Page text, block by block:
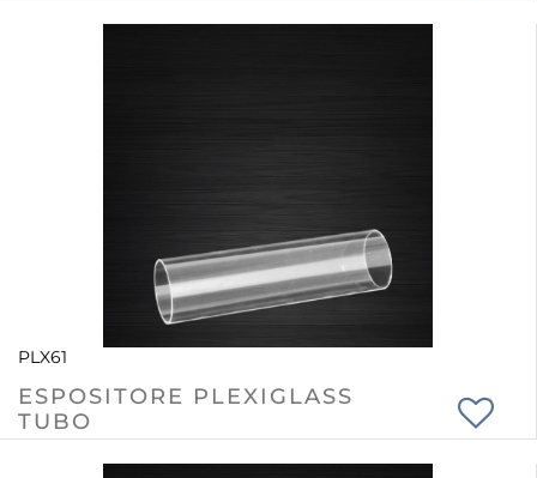
PLX61
ESPOSITORE PLEXIGLASS
TUBO